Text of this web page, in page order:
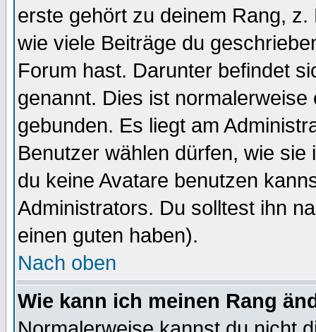
erste gehört zu deinem Rang,
wie viele Beiträge du
Forum hast. Darunter befindet
genannt. Dies ist
gebunden. Es liegt am
Benutzer wählen dürfen, wie
du keine Avatare benutzen
Administrators. Du solltest ihn
einen guten haben).
Nach oben
Wie kann ich meinen Rang